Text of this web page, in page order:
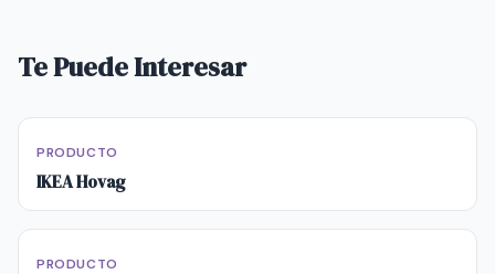
Te Puede Interesar
PRODUCTO
IKEA Hovag
PRODUCTO